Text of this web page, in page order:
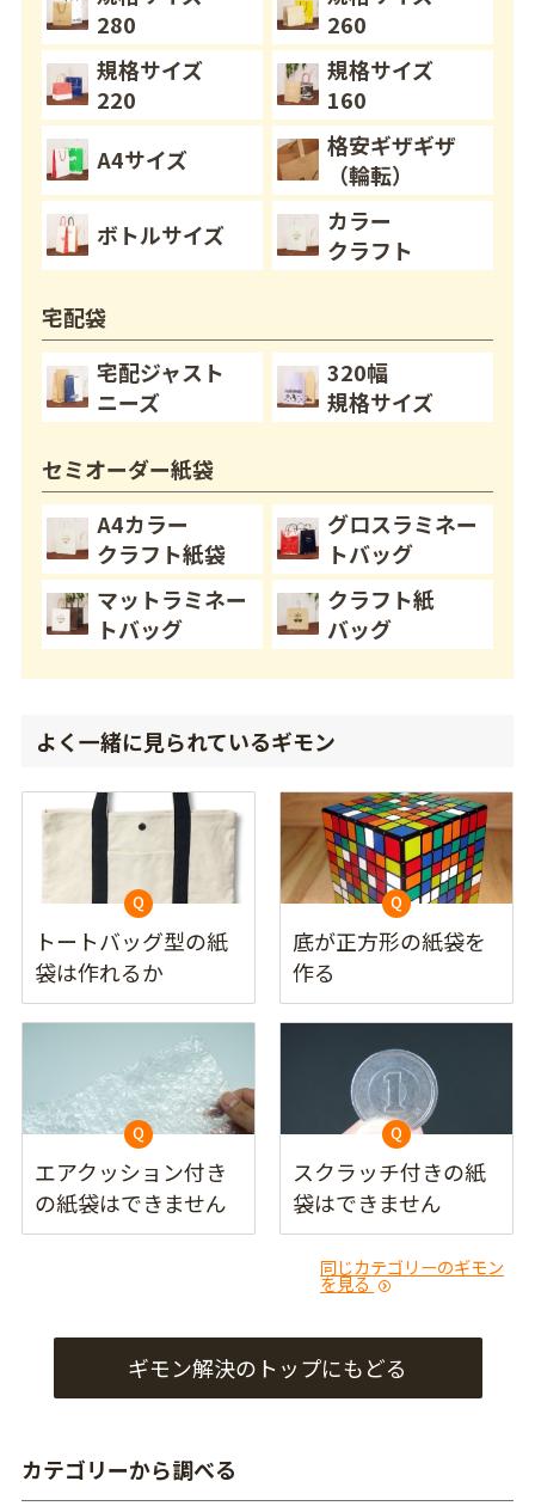
280
260
規格サイズ
220
規格サイズ
160
A4サイズ
格安ギザギザ
（輪転）
ボトルサイズ
カラー
クラフト
宅配袋
宅配ジャスト
ニーズ
320幅
規格サイズ
セミオーダー紙袋
A4カラー
クラフト紙袋
グロスラミネー
トバッグ
マットラミネー
トバッグ
クラフト紙
バッグ
よく一緒に見られているギモン
トートバッグ型の紙
袋は作れるか
底が正方形の紙袋を
作る
エアクッション付き
の紙袋はできません
スクラッチ付きの紙
袋はできません
同じカテゴリーのギモン
を見る
ギモン解決のトップにもどる
カテゴリーから調べる